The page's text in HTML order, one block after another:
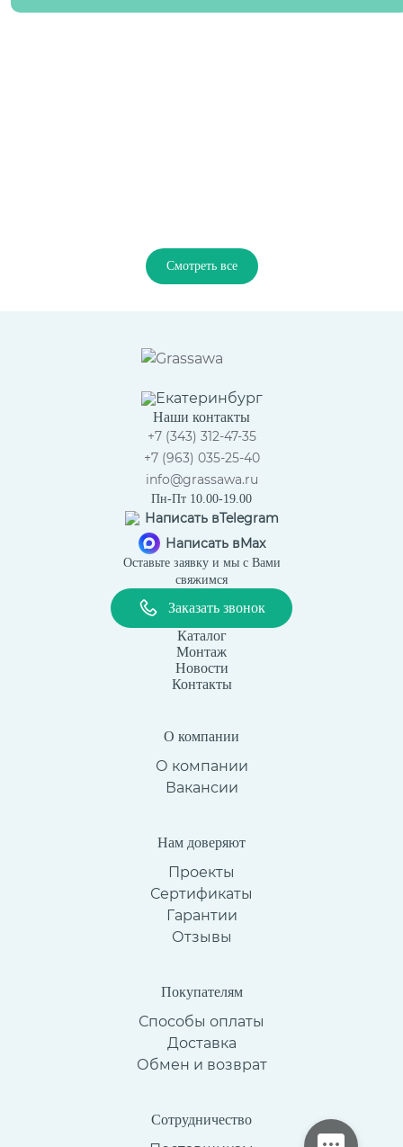
Смотреть все
Екатеринбург
Наши контакты
+7 (343) 312-47-35
+7 (963) 035-25-40
info@grassawa.ru
Пн-Пт 10.00-19.00
Написать вTelegram
Написать вMax
Оставьте заявку и мы с Вами
свяжимся
Заказать звонок
Каталог
Монтаж
Новости
Контакты
О компании
О компании
Вакансии
Нам доверяют
Проекты
Сертификаты
Гарантии
Отзывы
Покупателям
Способы оплаты
Доставка
Обмен и возврат
Сотрудничество